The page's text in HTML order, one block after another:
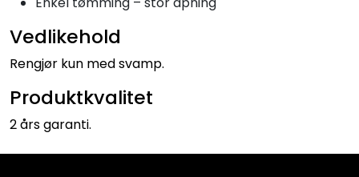
Vedlikehold
Rengjør kun med svamp.
Produktkvalitet
2 års garanti.